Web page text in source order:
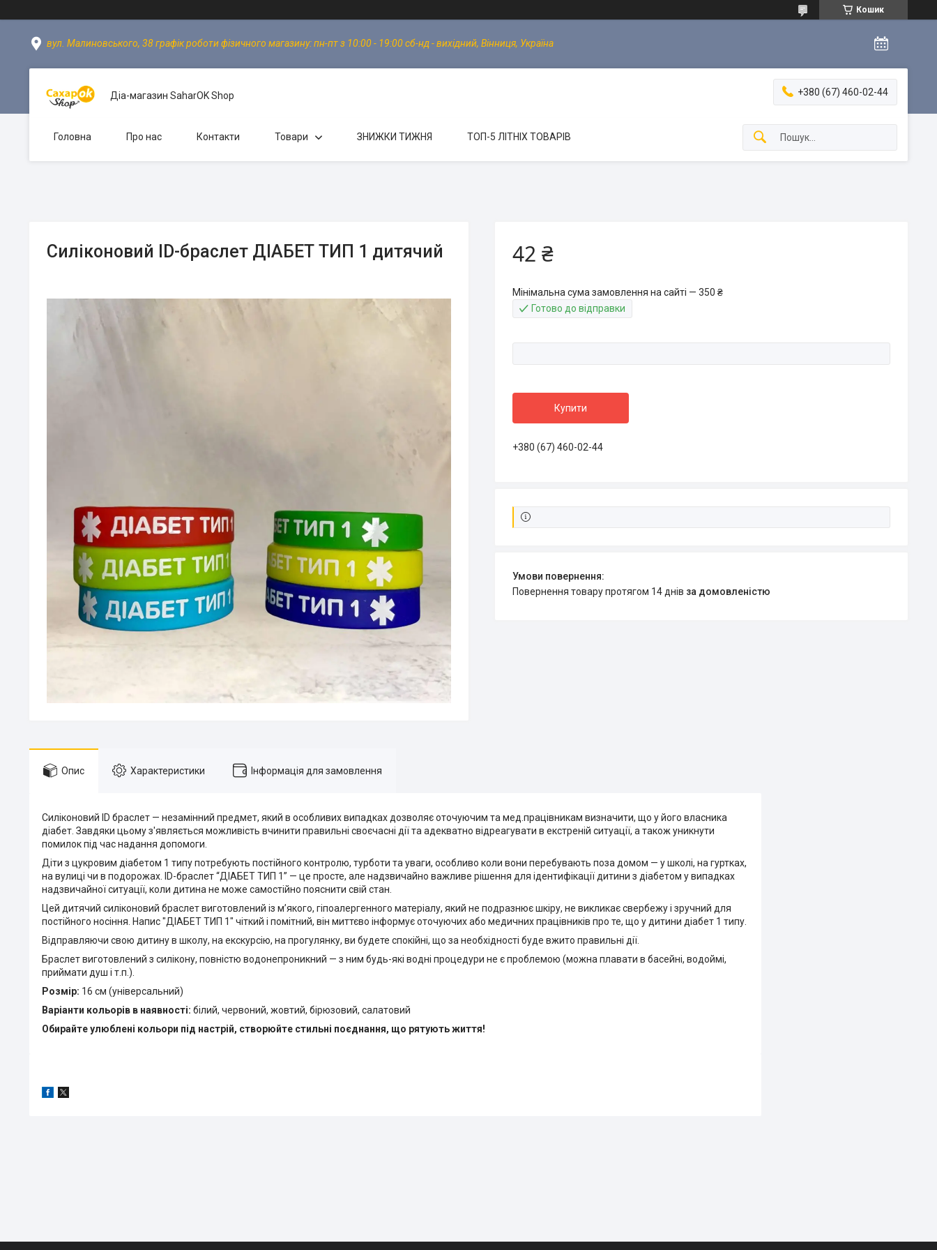
Кошик
вул. Малиновського, 38 графік роботи фізичного магазину: пн-пт з 10:00 - 19:00 сб-нд - вихідний, Вінниця, Україна
Діа-магазин SaharOK Shop +380 (67) 460-02-44
Головна Про нас Контакти Товари ЗНИЖКИ ТИЖНЯ ТОП-5 ЛІТНІХ ТОВАРІВ
Силіконовий ID-браслет ДІАБЕТ ТИП 1 дитячий 42 ₴
Мінімальна сума замовлення на сайті — 350 ₴
Готово до відправки
Купити
+380 (67) 460-02-44
повернення товару протягом 14 днів за домовленістю
Опис Характеристики Інформація для замовлення
Силіконовий ID браслет — незамінний предмет, який в особливих випадках дозволяє оточуючим та мед.працівникам визначити, що у його власника
діабет. Завдяки цьому з'являється можливість вчинити правильні своєчасні дії та адекватно відреагувати в екстреній ситуації, а також уникнути
помилок під час надання допомоги.
Діти з цукровим діабетом 1 типу потребують постійного контролю, турботи та уваги, особливо коли вони перебувають поза домом — у школі, на гуртках,
на вулиці чи в подорожах. ID-браслет “ДІАБЕТ ТИП 1” — це просте, але надзвичайно важливе рішення для ідентифікації дитини з діабетом у випадках
надзвичайної ситуації, коли дитина не може самостійно пояснити свій стан.
Цей дитячий силіконовий браслет виготовлений із м’якого, гіпоалергенного матеріалу, який не подразнює шкіру, не викликає свербежу і зручний для
постійного носіння. Напис "ДІАБЕТ ТИП 1" чіткий і помітний, він миттєво інформує оточуючих або медичних працівників про те, що у дитини діабет 1 типу.
Відправляючи свою дитину в школу, на екскурсію, на прогулянку, ви будете спокійні, що за необхідності буде вжито правильні дії.
Браслет виготовлений з силікону, повністю водонепроникний — з ним будь-які водні процедури не є проблемою (можна плавати в басейні, водоймі,
приймати душ і т.п.).
Розмір: 16 см (універсальний)
Варіанти кольорів в наявності: білий, червоний, жовтий, бірюзовий, салатовий
Обирайте улюблені кольори під настрій, створюйте стильні поєднання, що рятують життя!